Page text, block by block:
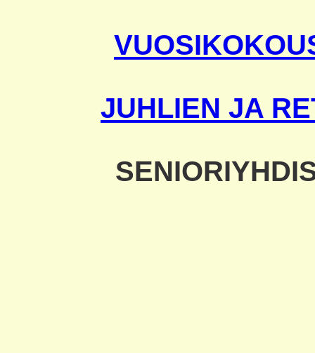
JUHLIEN JA